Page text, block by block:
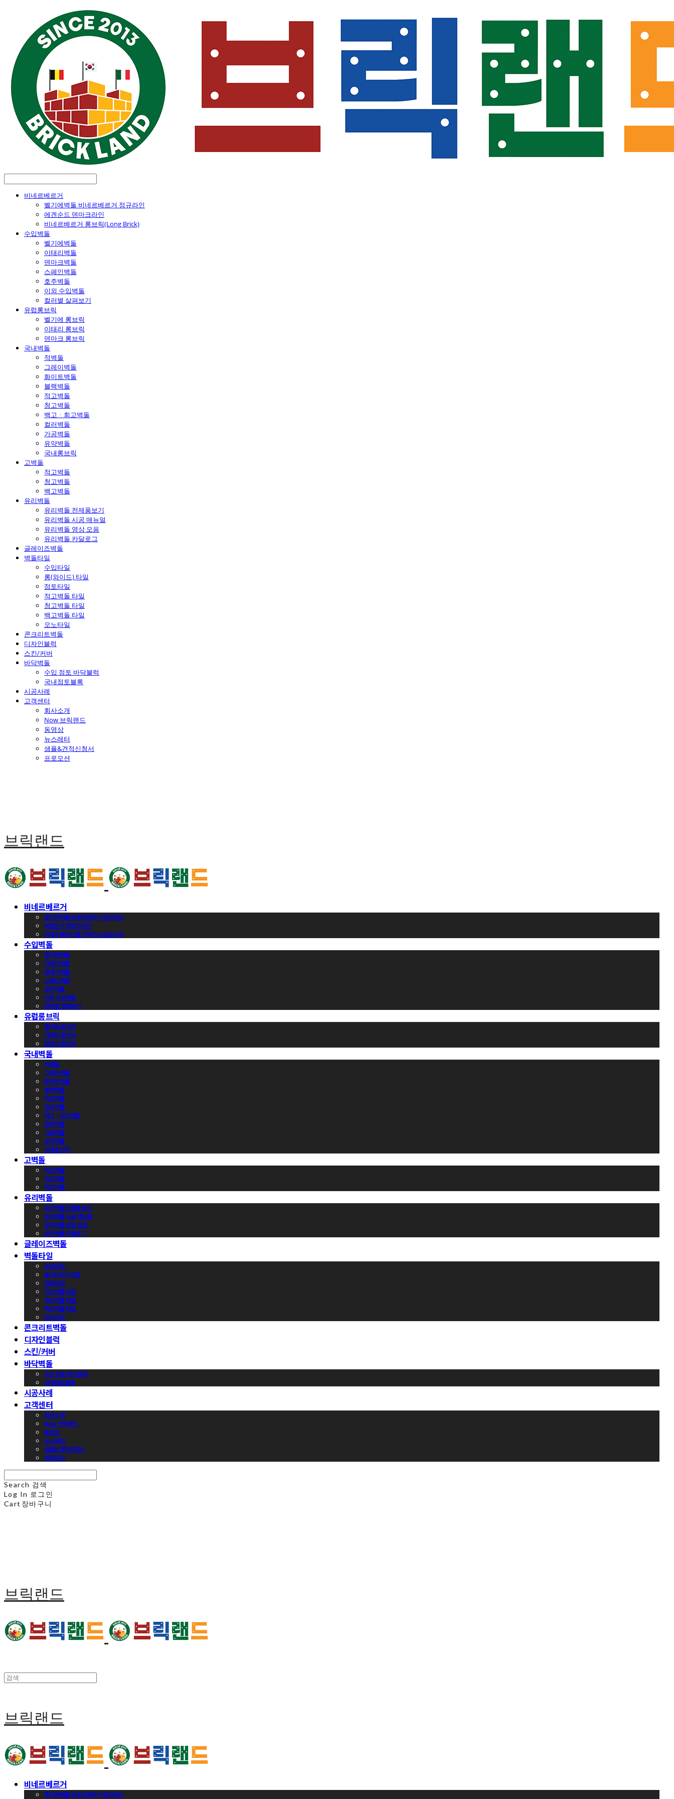
비네르베르거
벨기에벽돌 비네르베르거 정규라인
에겐순드 덴마크라인
비네르베르거 롱브릭(Long Brick)
수입벽돌
벨기에벽돌
이태리벽돌
덴마크벽돌
스페인벽돌
호주벽돌
이외 수입벽돌
컬러별 살펴보기
유럽롱브릭
벨기에 롱브릭
이태리 롱브릭
덴마크 롱브릭
국내벽돌
적벽돌
그레이벽돌
화이트벽돌
블랙벽돌
적고벽돌
청고벽돌
백고ㆍ회고벽돌
컬러벽돌
가공벽돌
유약벽돌
국내롱브릭
고벽돌
적고벽돌
청고벽돌
백고벽돌
유리벽돌
유리벽돌 전제품보기
유리벽돌 시공 매뉴얼
유리벽돌 영상 모음
유리벽돌 카달로그
글레이즈벽돌
벽돌타일
수입타일
롱(와이드) 타일
점토타일
적고벽돌 타일
청고벽돌 타일
백고벽돌 타일
모노타일
콘크리트벽돌
디자인블럭
스킨/커버
바닥벽돌
수입 점토 바닥블럭
국내점토블록
시공사례
고객센터
회사소개
Now 브릭랜드
동영상
뉴스레터
샘플&견적신청서
프로모션
브릭랜드
비네르베르거
벨기에벽돌 비네르베르거 정규라인
에겐순드 덴마크라인
비네르베르거 롱브릭(Long Brick)
수입벽돌
벨기에벽돌
이태리벽돌
덴마크벽돌
스페인벽돌
호주벽돌
이외 수입벽돌
컬러별 살펴보기
유럽롱브릭
벨기에 롱브릭
이태리 롱브릭
덴마크 롱브릭
국내벽돌
적벽돌
그레이벽돌
화이트벽돌
블랙벽돌
적고벽돌
청고벽돌
백고ㆍ회고벽돌
컬러벽돌
가공벽돌
유약벽돌
국내롱브릭
고벽돌
적고벽돌
청고벽돌
백고벽돌
유리벽돌
유리벽돌 전제품보기
유리벽돌 시공 매뉴얼
유리벽돌 영상 모음
유리벽돌 카달로그
글레이즈벽돌
벽돌타일
수입타일
롱(와이드) 타일
점토타일
적고벽돌 타일
청고벽돌 타일
백고벽돌 타일
모노타일
콘크리트벽돌
디자인블럭
스킨/커버
바닥벽돌
수입 점토 바닥블럭
국내점토블록
시공사례
고객센터
회사소개
Now 브릭랜드
동영상
뉴스레터
샘플&견적신청서
프로모션
Search 검색
Log In 로그인
Cart 장바구니
브릭랜드
브릭랜드
비네르베르거
벨기에벽돌 비네르베르거 정규라인